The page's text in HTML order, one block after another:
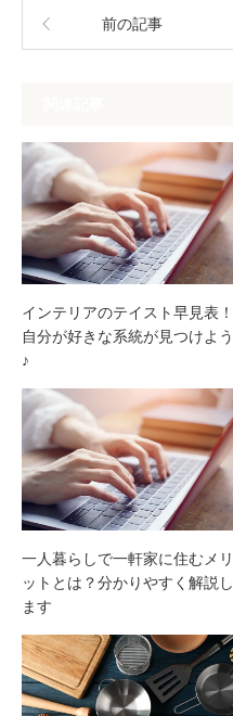
前の記事
インテリアのテイスト早見表！
自分が好きな系統が見つけよう
♪
一人暮らしで一軒家に住むメリ
ットとは？分かりやすく解説し
ます